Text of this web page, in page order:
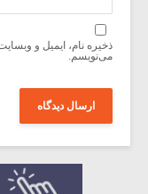
ذخیره نام، ایمیل و
می‌نویسم.